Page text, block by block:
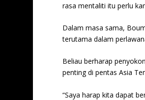
rasa mentaliti itu perlu
Dalam masa sama,
terutama dalam
Beliau berharap
penting di pentas Asia
“Saya harap kita dapat